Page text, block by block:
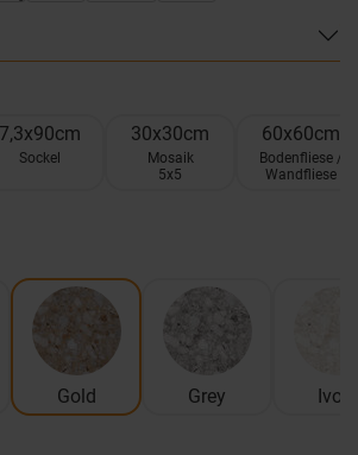
7,3x90cm
Sockel
30x30cm
Mosaik
5x5
60x60cm
Bodenfliese /
Wandfliese
Gold Grey Ivory